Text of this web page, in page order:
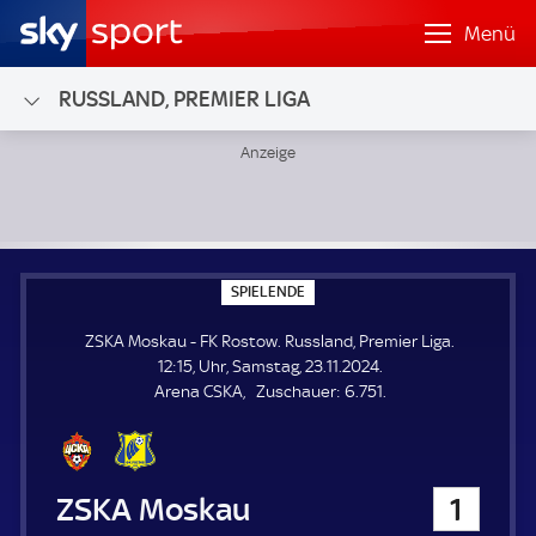
Menü
RUSSLAND, PREMIER LIGA
SPIELENDE
P
E
L
E
N
ZSKA Moskau - FK Rostow. Russland, Premier Liga.
12:15, Uhr, Samstag, 23.11.2024.
Arena CSKA
Zuschauer: Z
6.751.
ZSKA Moskau 1